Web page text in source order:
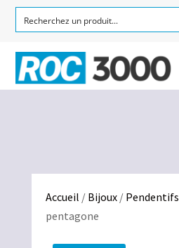
Accueil / Bijoux/ Pendentifs
pentagone